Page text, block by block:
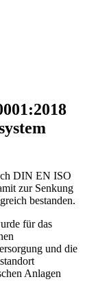
DIN EN ISO
zur Senkung
bestanden.
für das
und die
Anlagen